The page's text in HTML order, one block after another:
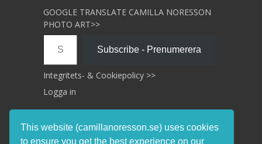
GOOGLE TRANSLATE CAMILLA NORESSON
PHOTO ART>>
Skriv din e-post …
Subscribe - Prenumerera
Integritets- & Cookiepolicy >>
Logga in
This website (camillanoresson.se) uses cookies
to ensure you get the best experience on our